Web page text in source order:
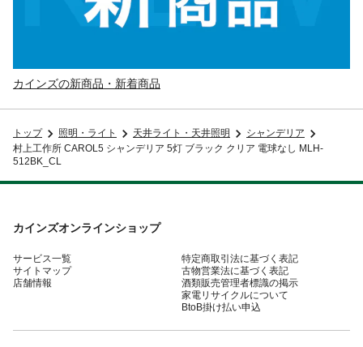
カインズの新商品・新着商品
トップ 照明・ライト 天井ライト・天井照明
シャンデリア
村上工作所 CAROL5 シャンデリア 5灯 ブラック クリア 電球なし MLH-
512BK_CL
カインズオンラインショップ
サービス一覧
サイトマップ
店舗情報
特定商取引法に基づく表記
古物営業法に基づく表記
酒類販売管理者標識の掲示
家電リサイクルについて
BtoB掛け払い申込